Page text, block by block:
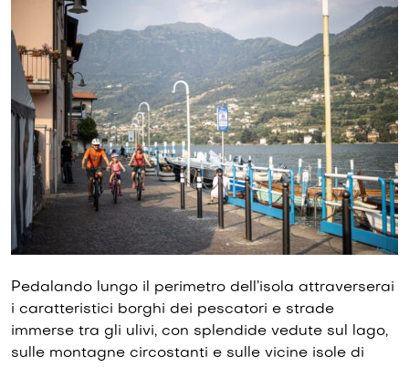
Pedalando lungo il perimetro dell’isola attraverserai
i caratteristici borghi dei pescatori e strade
immerse tra gli ulivi, con splendide vedute sul lago,
sulle montagne circostanti e sulle vicine isole di